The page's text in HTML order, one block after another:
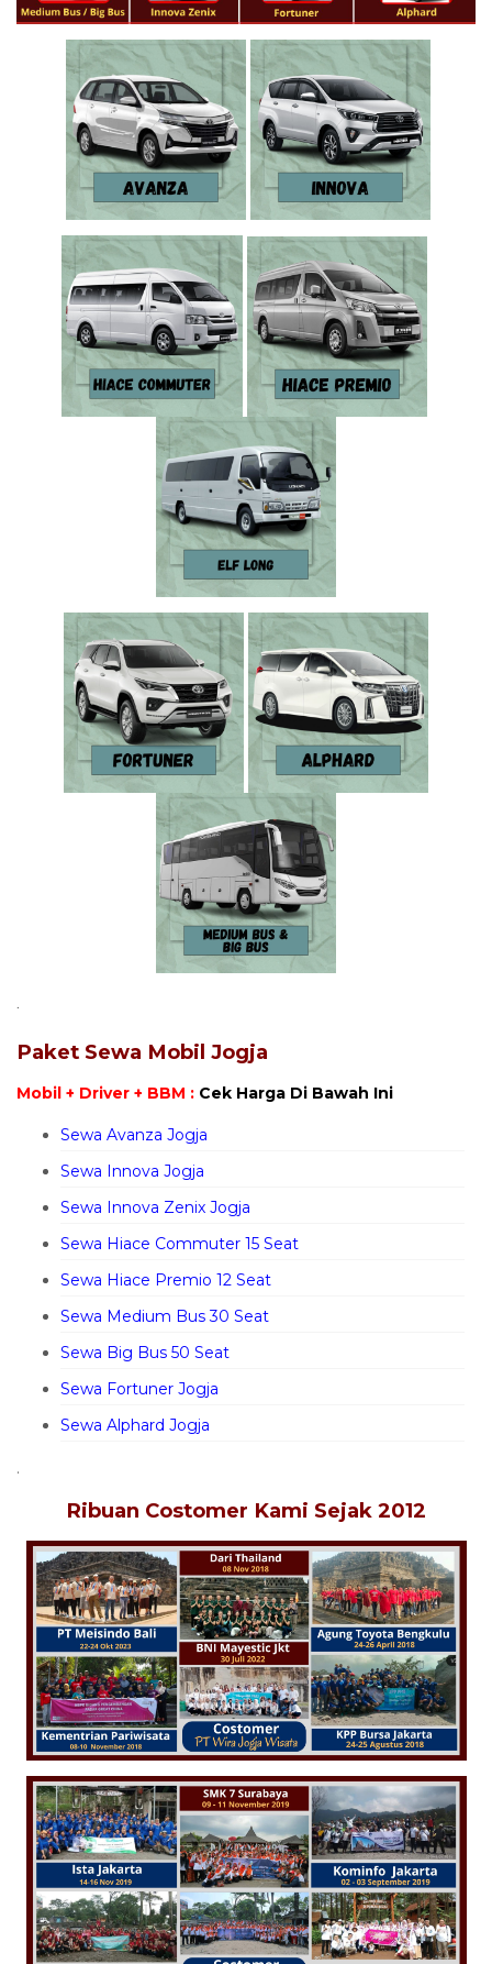
Paket Sewa Mobil Jogja
Mobil + Driver + BBM : Cek Harga Di Bawah Ini
Sewa Avanza Jogja
Sewa Innova Jogja
Sewa Innova Zenix Jogja
Sewa Hiace Commuter 15 Seat
Sewa Hiace Premio 12 Seat
Sewa Medium Bus 30 Seat
Sewa Big Bus 50 Seat
Sewa Fortuner Jogja
Sewa Alphard Jogja
.
Ribuan Costomer Kami Sejak 2012